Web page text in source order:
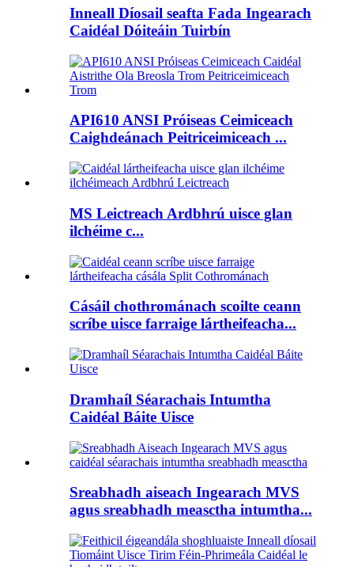
Inneall Díosail seafta Fada Ingearach
Caidéal Dóiteáin Tuirbín
API610 ANSI Próiseas Ceimiceach
Caighdeánach Peitriceimiceach ...
MS Leictreach Ardbhrú uisce glan
ilchéime c...
Cásáil chothrománach scoilte ceann
scríbe uisce farraige lártheifeacha...
Dramhaíl Séarachais Intumtha
Caidéal Báite Uisce
Sreabhadh aiseach Ingearach MVS
agus sreabhadh measctha intumtha...